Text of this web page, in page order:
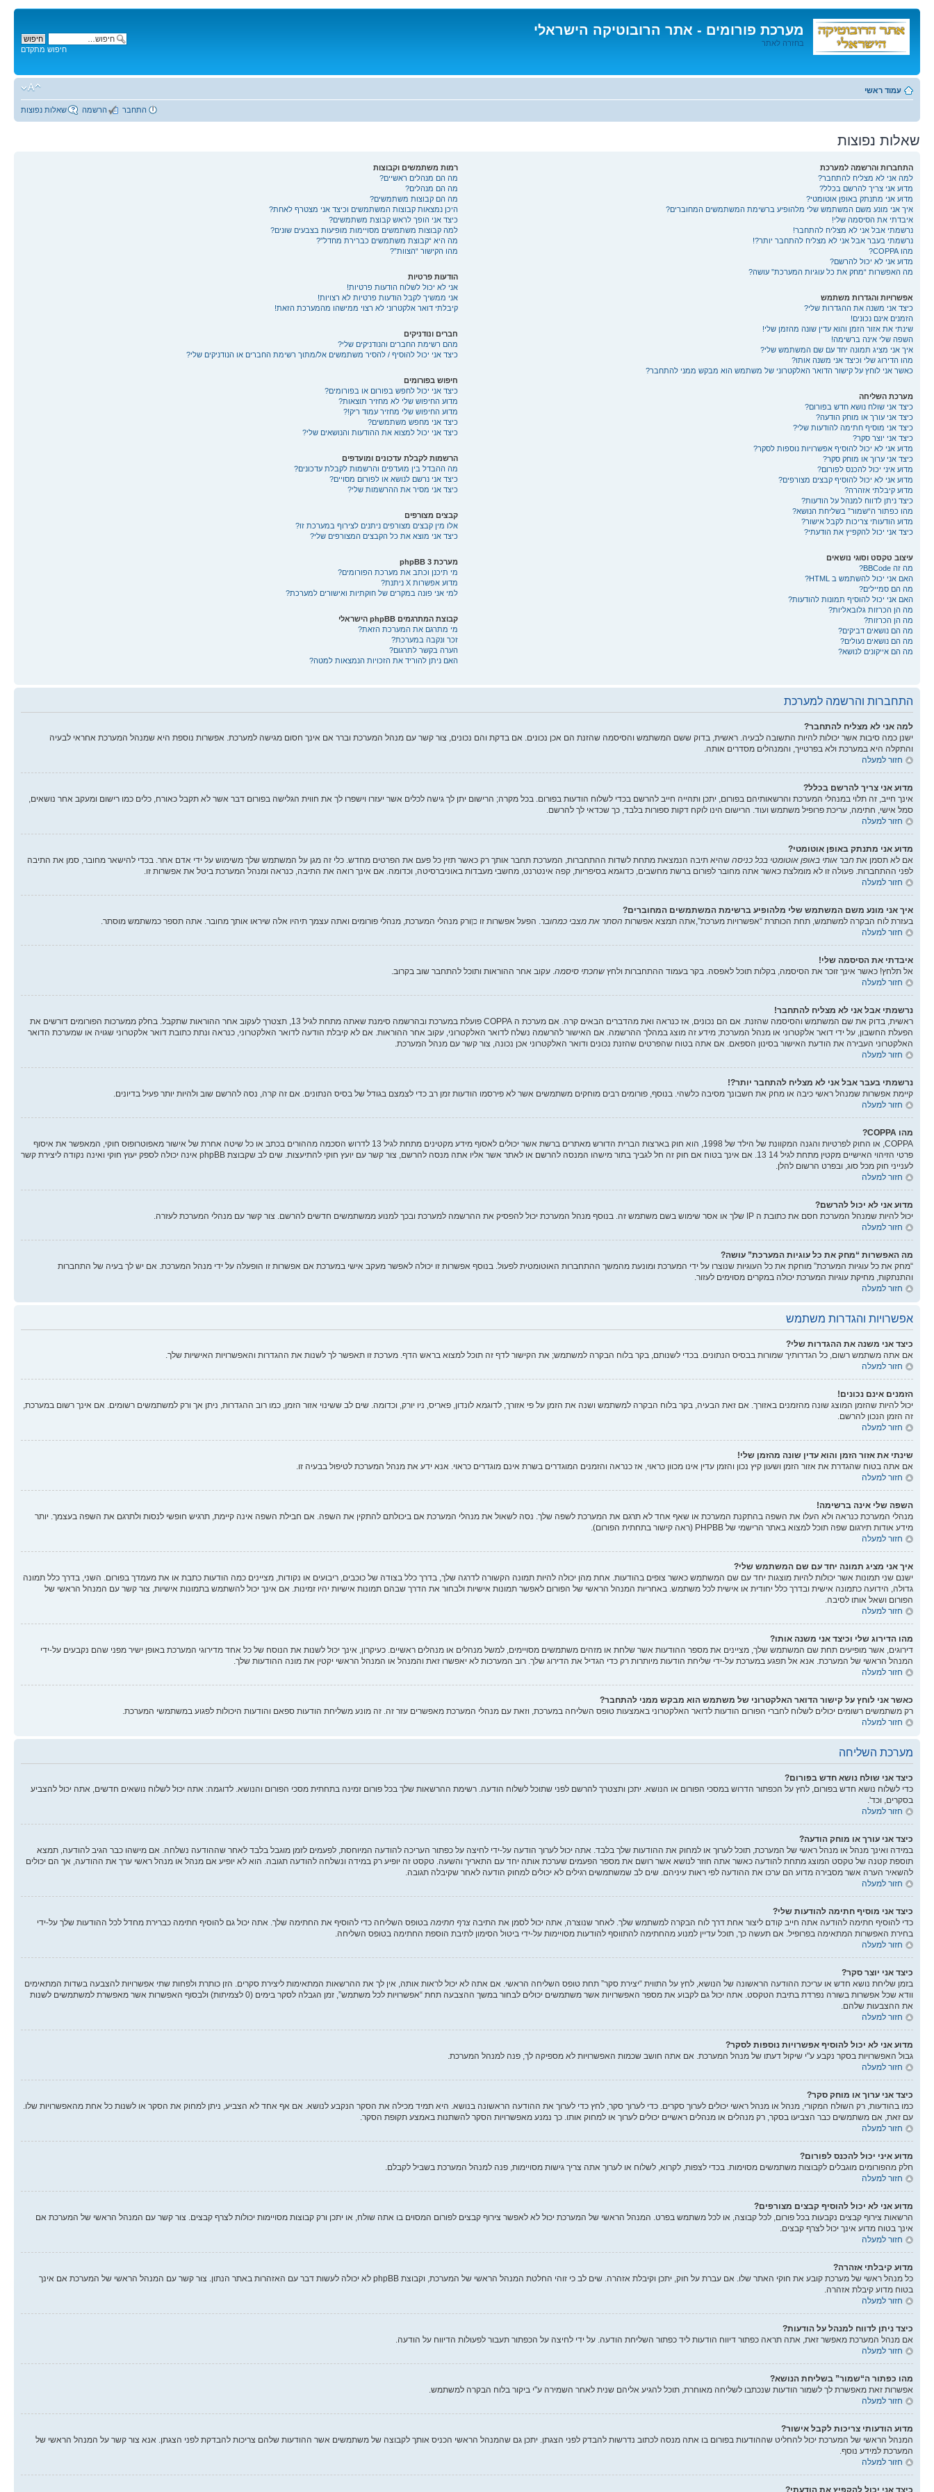
מערכת פורומים - אתר הרובוטיקה הישראלי
בחזרה לאתר
לתוכן
חיפוש מתקדם
עמוד ראשי
שאלות נפוצות הרשמה התחבר
שאלות נפוצות
התחברות והרשמה למערכת
למה אני לא מצליח להתחבר?
מדוע אני צריך להרשם בכלל?
מדוע אני מתנתק באופן אוטומטי?
איך אני מונע משם המשתמש שלי מלהופיע ברשימת המשתמשים המחוברים?
איבדתי את הסיסמה שלי!
נרשמתי אבל אני לא מצליח להתחבר!
נרשמתי בעבר אבל אני לא מצליח להתחבר יותר?!
מהו COPPA?
מדוע אני לא יכול להרשם?
מה האפשרות “מחק את כל עוגיות המערכת” עושה?
אפשרויות והגדרות משתמש
כיצד אני משנה את ההגדרות שלי?
הזמנים אינם נכונים!
שינתי את אזור הזמן והוא עדין שונה מהזמן שלי!
השפה שלי אינה ברשימה!
איך אני מציג תמונה יחד עם שם המשתמש שלי?
מהו הדירוג שלי וכיצד אני משנה אותו?
כאשר אני לוחץ על קישור הדואר האלקטרוני של משתמש הוא מבקש ממני להתחבר?
מערכת השליחה
כיצד אני שולח נושא חדש בפורום?
כיצד אני עורך או מוחק הודעה?
כיצד אני מוסיף חתימה להודעות שלי?
כיצד אני יוצר סקר?
מדוע אני לא יכול להוסיף אפשרויות נוספות לסקר?
כיצד אני ערוך או מוחק סקר?
מדוע איני יכול להכנס לפורום?
מדוע אני לא יכול להוסיף קבצים מצורפים?
מדוע קיבלתי אזהרה?
כיצד ניתן לדווח למנהל על הודעות?
מהו כפתור ה“שמור” בשליחת הנושא?
מדוע הודעותי צריכות לקבל אישור?
כיצד אני יכול להקפיץ את הודעתי?
עיצוב טקסט וסוגי נושאים
מה זה BBCode?
האם אני יכול להשתמש ב HTML?
מה הם סמיילים?
האם אני יכול להוסיף תמונות להודעות?
מה הן הכרזות גלובאליות?
מה הן הכרזות?
מה הם נושאים דביקים?
מה הם נושאים נעולים?
מה הם אייקונים לנושא?
רמות משתמשים וקבוצות
מה הם מנהלים ראשיים?
מה הם מנהלים?
מה הם קבוצות משתמשים?
היכן נמצאות קבוצות המשתמשים וכיצד אני מצטרף לאחת?
כיצד אני הופך לראש קבוצת משתמשים?
למה קבוצות משתמשים מסויימות מופיעות בצבעים שונים?
מה היא “קבוצת משתמשים כברירת מחדל”?
מהו הקישור “הצוות”?
הודעות פרטיות
אני לא יכול לשלוח הודעות פרטיות!
אני ממשיך לקבל הודעות פרטיות לא רצויות!
קיבלתי דואר אלקטרוני לא רצוי ממישהו מהמערכת הזאת!
חברים ונודניקים
מהם רשימת החברים והנודניקים שלי?
כיצד אני יכול להוסיף / להסיר משתמשים אל/מתוך רשימת החברים או הנודניקים שלי?
חיפוש בפורומים
כיצד אני יכול לחפש בפורום או בפורומים?
מדוע החיפוש שלי לא מחזיר תוצאות?
מדוע החיפוש שלי מחזיר עמוד ריק!?
כיצד אני מחפש משתמשים?
כיצד אני יכול למצוא את ההודעות והנושאים שלי?
הרשמות לקבלת עדכונים ומועדפים
מה ההבדל בין מועדפים והרשמות לקבלת עדכונים?
כיצד אני נרשם לנושא או לפורום מסויים?
כיצד אני מסיר את ההרשמות שלי?
קבצים מצורפים
אלו מין קבצים מצורפים ניתנים לצירוף במערכת זו?
כיצד אני מוצא את כל הקבצים המצורפים שלי?
מערכת phpBB 3
מי תיכנן וכתב את מערכת הפורומים?
מדוע אפשרות X ניתנת?
למי אני פונה במקרים של חוקתיות ואישורים למערכת?
קבוצת המתרגמים phpBB הישראלי
מי מתרגם את המערכת הזאת?
זכר ונקבה במערכת?
הערה בקשר לתרגום?
האם ניתן להוריד את הזכויות הנמצאות למטה?
התחברות והרשמה למערכת
למה אני לא מצליח להתחבר?
ישנן כמה סיבות אשר יכולות להיות התשובה לבעיה. ראשית, בדוק ששם המשתמש והסיסמה שהזנת הם אכן נכונים. אם בדקת והם נכונים, צור קשר עם מנהל המערכת וברר אם אינך חסום מגישה למערכת. אפשרות נוספת היא שמנהל המערכת אחראי לבעיה
והתקלה היא במערכת ולא בפרטייך, והמנהלים מסדרים אותה.
חזור למעלה
מדוע אני צריך להרשם בכלל?
אינך חייב, זה תלוי במנהלי המערכת והרשאותיהם בפורום, יתכן ותהייה חייב להרשם בכדי לשלוח הודעות בפורום. בכל מקרה; הרישום יתן לך גישה לכלים אשר יעזרו וישפרו לך את חווית הגלישה בפורום דבר אשר לא תקבל כאורח, כלים כמו רישום ומעקב אחר נושאים,
סמל אישי, חתימה, עריכת פרופיל משתמש ועוד. הרישום הינו לוקח דקות ספורות בלבד, כך שכדאי לך להרשם.
חזור למעלה
מדוע אני מתנתק באופן אוטומטי?
אם לא תסמן את חבר אותי באופן אוטומטי בכל כניסה שהיא תיבה הנמצאת מתחת לשדות ההתחברות, המערכת תחבר אותך רק כאשר תזין כל פעם את הפרטים מחדש. כלי זה מגן על המשתמש שלך משימוש על ידי אדם אחר. בכדי להישאר מחובר, סמן את התיבה
לפני ההתחברות. פעולה זו לא מומלצת כאשר אתה מחובר לפורום ברשת מחשבים, כדוגמא בסיפריות, קפה אינטרנט, מחשבי מעבדות באוניברסיטה, וכדומה. אם אינך רואה את התיבה, כנראה ומנהל המערכת ביטל את אפשרות זו.
חזור למעלה
איך אני מונע משם המשתמש שלי מלהופיע ברשימת המשתמשים המחוברים?
בעזרת לוח הבקרה למשתמש, תחת הכותרת “אפשרויות מערכת”,אתה תמצא אפשרות הסתר את מצבי כמחובר. הפעל אפשרות זו כןורק מנהלי המערכת, מנהלי פורומים ואתה עצמך תיהיו אלה שיראו אותך מחובר. אתה תספר כמשתמש מוסתר.
חזור למעלה
איבדתי את הסיסמה שלי!
אל תלחץ! כאשר אינך זוכר את הסיסמה, בקלות תוכל לאפסה. בקר בעמוד ההתחברות ולחץ שחכתי סיסמה. עקוב אחר ההוראות ותוכל להתחבר שוב בקרוב.
חזור למעלה
נרשמתי אבל אני לא מצליח להתחבר!
ראשית, בדוק את שם המשתמש והסיסמה שהזנת. אם הם נכונים, אז כנראה ואת מהדברים הבאים קרה. אם מערכת ה COPPA פועלת במערכת ובהרשמה סימנת שאתה מתחת לגיל 13, תצטרך לעקוב אחר ההוראות שתקבל. בחלק ממערכות הפורומים דורשים את
הפעלת החשבון, על ידי דואר אלקטרוני או מנהל המערכת; מידע זה מוצג במהלך ההרשמה. אם האישור להרשמה נשלח לדואר האלקטרוני, עקוב אחר ההוראות. אם לא קיבלת הודעה לדואר האלקטרוני, כנראה ונתת כתובת דואר אלקטרוני שגויה או שמערכת הדואר
האלקטרוני העבירה את הודעת האישור בסינון הספאם. אם אתה בטוח שהפרטים שהזנת נכונים ודואר האלקטרוני אכן נכונה, צור קשר עם מנהל המערכת.
חזור למעלה
נרשמתי בעבר אבל אני לא מצליח להתחבר יותר?!
קיימת אפשרות שמנהל ראשי כיבה או מחק את חשבונך מסיבה כלשהי. בנוסף, פורומים רבים מוחקים משתמשים אשר לא פירסמו הודעות זמן רב כדי לצמצם בגודל של בסיס הנתונים. אם זה קרה, נסה להרשם שוב ולהיות יותר פעיל בדיונים.
חזור למעלה
מהו COPPA?
COPPA, או החוק לפרטיות והגנה המקוונת של הילד של 1998, הוא חוק בארצות הברית הדורש מאתרים ברשת אשר יכולים לאסוף מידע מקטינים מתחת לגיל 13 לדרוש הסכמה מההורים בכתב או כל שיטה אחרת של אישור מאפוטרופוס חוקי, המאפשר את איסוף
פרטי הזיהוי האישיים מקטין מתחת לגיל 14 13. אם אינך בטוח אם חוק זה חל לגביך בתור מישהו המנסה להרשם או לאתר אשר אליו אתה מנסה להרשם, צור קשר עם יועץ חוקי להתיעצות. שים לב שקבוצת phpBB אינה יכולה לספק יעוץ חוקי ואינה נקודה ליצירת קשר
לענייני חוק מכל סוג, ובפרט הרשום להלן.
חזור למעלה
מדוע אני לא יכול להרשם?
יכול להיות שמנהל המערכת חסם את כתובת ה IP שלך או אסר שימוש בשם משתמש זה. בנוסף מנהל המערכת יכול להפסיק את ההרשמה למערכת ובכך למנוע ממשתמשים חדשים להרשם. צור קשר עם מנהלי המערכת לעזרה.
חזור למעלה
מה האפשרות “מחק את כל עוגיות המערכת” עושה?
“מחק את כל עוגיות המערכת” מוחקת את כל העוגיות שנוצרו על ידי המערכת ומונעת מהמשך ההתחברות האוטומטית לפעול. בנוסף אפשרות זו יכולה לאפשר מעקב אישי במערכת אם אפשרות זו הופעלה על ידי מנהל המערכת. אם יש לך בעיה של התחברות
והתנתקות, מחיקת עוגיות המערכת יכולה במקרים מסוימים לעזור.
חזור למעלה
אפשרויות והגדרות משתמש
כיצד אני משנה את ההגדרות שלי?
אם אתה משתמש רשום, כל הגדרותיך שמורות בבסיס הנתונים. בכדי לשנותם, בקר בלוח הבקרה למשתמש; את הקישור לדף זה תוכל למצוא בראש הדף. מערכת זו תאפשר לך לשנות את ההגדרות והאפשרויות האישיות שלך.
חזור למעלה
הזמנים אינם נכונים!
יכול להיות שהזמן המוצג שונה מהזמנים באזורך. אם זאת הבעיה, בקר בלוח הבקרה למשתמש ושנה את הזמן על פי אזורך, לדוגמא לונדון, פאריס, ניו יורק, וכדומה. שים לב ששינוי אזור הזמן, כמו רוב ההגדרות, ניתן אך ורק למשתמשים רשומים. אם אינך רשום במערכת,
זה הזמן הנכון להרשם.
חזור למעלה
שינתי את אזור הזמן והוא עדין שונה מהזמן שלי!
אם אתה בטוח שהגדרת את אזור הזמן ושעון קיץ נכון והזמן עדין אינו מכוון כראוי, אז כנראה והזמנים המוגדרים בשרת אינם מוגדרים כראוי. אנא ידע את מנהל המערכת לטיפול בבעיה זו.
חזור למעלה
השפה שלי אינה ברשימה!
מנהלי המערכת כנראה ולא העלו את השפה בהתקנת המערכת או שאף אחד לא תרגם את המערכת לשפה שלך. נסה לשאול את מנהלי המערכת אם ביכולתם להתקין את השפה. אם חבילת השפה אינה קיימת, תרגיש חופשי לנסות ולתרגם את השפה בעצמך. יותר
מידע אודות תירגום שפה תוכל למצוא באתר הרישמי של PHPBB (ראה קישור בתחתית הפורום).
חזור למעלה
איך אני מציג תמונה יחד עם שם המשתמש שלי?
ישנם שני תמונות אשר יכולות להיות מוצגות יחד עם שם המשתמש כאשר צופים בהודעות. אחת מהן יכולה להיות תמונה הקשורה לדרגה שלך, בדרך כלל בצודה של כוכבים, ריבועים או נקודות, מציינים כמה הודעות כתבת או את מעמדך בפורום. השני, בדרך כלל תמונה
גדולה, הידועה כתמונה אישית ובדרך כלל יחודית או אישית לכל משתמש. באחריות המנהל הראשי של הפורום לאפשר תמונות אישיות ולבחור את הדרך שבהם תמונות אישיות יהיו זמינות. אם אינך יכול להשתמש בתמונות אישיות, צור קשר עם המנהל הראשי של
הפורום ושאל אותו לסיבה.
חזור למעלה
מהו הדירוג שלי וכיצד אני משנה אותו?
דירוגים, אשר מופיעים תחת שם המשתמש שלך, מציינים את מספר ההודעות אשר שלחת או מזהים משתמשים מסויימים, למשל מנהלים או מנהלים ראשיים. כעיקרון, אינך יכול לשנות את הנוסח של כל אחד מדירוגי המערכת באופן ישיר מפני שהם נקבעים על-ידי
המנהל הראשי של המערכת. אנא אל תפגע במערכת על-ידי שליחת הודעות מיותרות רק כדי הגדיל את הדירוג שלך. רוב המערכות לא יאפשרו זאת והמנהל או המנהל הראשי יקטין את מונה ההודעות שלך.
חזור למעלה
כאשר אני לוחץ על קישור הדואר האלקטרוני של משתמש הוא מבקש ממני להתחבר?
רק משתמשים רשומים יכולים לשלוח לחברי הפורום הודעות לדואר האלקטרוני באמצעות טופס השליחה במערכת, וזאת עם מנהלי המערכת מאפשרים עזר זה. זה מונע משליחת הודעות ספאם והודעות היכולות לפגוע במשתמשי המערכת.
חזור למעלה
מערכת השליחה
כיצד אני שולח נושא חדש בפורום?
כדי לשלוח נושא חדש בפורום, לחץ על הכפתור הדרוש במסכי הפורום או הנושא. יתכן ותצטרך להרשם לפני שתוכל לשלוח הודעה. רשימת ההרשאות שלך בכל פורום זמינה בתחתית מסכי הפורום והנושא. לדוגמה: אתה יכול לשלוח נושאים חדשים, אתה יכול להצביע
בסקרים, וכד'.
חזור למעלה
כיצד אני עורך או מוחק הודעה?
במידה ואינך מנהל או מנהל ראשי של המערכת, תוכל לערוך או למחוק את ההודעות שלך בלבד. אתה יכול לערוך הודעה על-ידי לחיצה על כפתור העריכה להודעה המיוחסת, לפעמים לזמן מוגבל בלבד לאחר שההודעה נשלחה. אם מישהו כבר הגיב להודעה, תמצא
תוספת קטנה של טקסט המוצג מתחת להודעה כאשר אתה חוזר לנושא אשר רושם את מספר הפעמים שערכת אותה יחד עם התאריך והשעה. טקסט זה יופיע רק במידה ונשלחה להודעה תגובה. הוא לא יופיע אם מנהל או מנהל ראשי ערך את ההודעה, אך הם יכולים
להשאיר הערה אשר מסבירה מדוע הם ערכו את ההודעה לפי ראות עיניהם. שים לב שמשתמשים רגילים לא יכולים למחוק הודעה לאחר שקיבלה תגובה.
חזור למעלה
כיצד אני מוסיף חתימה להודעות שלי?
כדי להוסיף חתימה להודעה אתה חייב קודם ליצור אחת דרך לוח הבקרה למשתמש שלך. לאחר שנוצרה, אתה יכול לסמן את התיבה צרף חתימה בטופס השליחה כדי להוסיף את החתימה שלך. אתה יכול גם להוסיף חתימה כברירת מחדל לכל ההודעות שלך על-ידי
בחירת האפשרות המתאימה בפרופיל. אם תעשה כך, תוכל עדיין למנוע מהחתימה להתווסף להודעות מסויימות על-ידי ביטול הסימון לתיבת הוספת החתימה בטופס השליחה.
חזור למעלה
כיצד אני יוצר סקר?
בזמן שליחת נושא חדש או עריכת ההודעה הראשונה של הנושא, לחץ על התווית “יצירת סקר” תחת טופס השליחה הראשי. אם אתה לא יכול לראות אותה, אין לך את ההרשאות המתאימות ליצירת סקרים. הזן כותרת ולפחות שתי אפשרויות להצבעה בשדות המתאימים
וודא שכל אפשרות בשורה נפרדת בתיבת הטקסט. אתה יכול גם לקבוע את מספר האפשרויות אשר משתמשים יכולים לבחור במשך ההצבעה תחת “אפשרויות לכל משתמש”, זמן הגבלה לסקר בימים (0 לצמיתות) ולבסוף האפשרות אשר מאפשרת למשתמשים לשנות
את ההצבעות שלהם.
חזור למעלה
מדוע אני לא יכול להוסיף אפשרויות נוספות לסקר?
גבול האפשרויות בסקר נקבע ע"י שיקול דעתו של מנהל המערכת. אם אתה חושב שכמות האפשרויות לא מספיקה לך, פנה למנהל המערכת.
חזור למעלה
כיצד אני ערוך או מוחק סקר?
כמו בהודעות, רק השולח המקורי, מנהל או מנהל ראשי יכולים לערוך סקרים. כדי לערוך סקר, לחץ כדי לערוך את ההודעה הראשונה בנושא. היא תמיד מכילה את הסקר הנקבע לנושא. אם אף אחד לא הצביע, ניתן למחוק את הסקר או לשנות כל אחת מהאפשרויות שלו.
עם זאת, אם משתמשים כבר הצביעו בסקר, רק מנהלים או מנהלים ראשיים יכולים לערוך או למחוק אותו. כך נמנע מאפשרויות הסקר להשתנות באמצע תקופת הסקר.
חזור למעלה
מדוע איני יכול להכנס לפורום?
חלק מהפורומים מוגבלים לקבוצות משתמשים מסוימות. בכדי לצפות, לקרוא, לשלוח או לערוך אתה צריך גישות מסויימות, פנה למנהל המערכת בשביל לקבלם.
חזור למעלה
מדוע אני לא יכול להוסיף קבצים מצורפים?
הרשאות צירוף קבצים נקבעות בכל פורום, לכל קבוצה, או לכל משתמש בפרט. המנהל הראשי של המערכת יכול לא לאפשר צירוף קבצים לפורום המסוים בו אתה שולח, או יתכן ורק קבוצות מסויימות יכולות לצרף קבצים. צור קשר עם המנהל הראשי של המערכת אם
אינך בטוח מדוע אינך יכול לצרף קבצים.
חזור למעלה
מדוע קיבלתי אזהרה?
כל מנהל ראשי של מערכת קובע את חוקי האתר שלו. אם עברת על חוק, יתכן וקיבלת אזהרה. שים לב כי זוהי החלטת המנהל הראשי של המערכת, וקבוצת phpBB לא יכולה לעשות דבר עם האזהרות באתר הנתון. צור קשר עם המנהל הראשי של המערכת אם אינך
בטוח מדוע קיבלת אזהרה.
חזור למעלה
כיצד ניתן לדווח למנהל על הודעות?
אם מנהל המערכת מאפשר זאת, אתה תראה כפתור דיווח הודעות ליד כפתור השליחת הודעה. על ידי לחיצה על הכפתור תעבור לפעולות הדיווח על הודעה.
חזור למעלה
מהו כפתור ה“שמור” בשליחת הנושא?
אפשרות זאת מאפשרת לך לשמור הודעות שנכתבו לשליחה מאוחרת, תוכל להגיע אליהם שנית לאחר השמירה ע"י ביקור בלוח הבקרה למשתמש.
חזור למעלה
מדוע הודעותי צריכות לקבל אישור?
המנהל הראשי של המערכת יכול להחליט שההודעות בפורום בו אתה מנסה לכתוב נדרשות להבדק לפני הצגתן. יתכן גם שהמנהל הראשי הכניס אותך לקבוצה של משתמשים אשר ההודעות שלהם צריכות להבדקת לפני הצגתן. אנא צור קשר על המנהל הראשי של
המערכת למידע נוסף.
חזור למעלה
כיצד אני יכול להקפיץ את הודעתי?